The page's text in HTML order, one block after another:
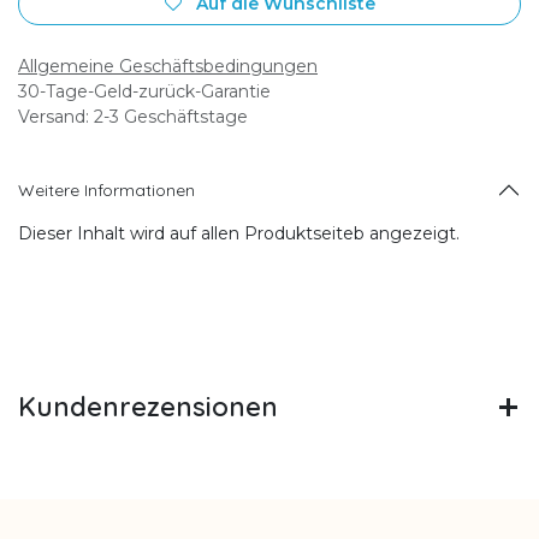
Allgemeine Geschäftsbedingungen
30-Tage-Geld-zurück-Garantie
Versand: 2-3 Geschäftstage
Weitere Informationen
Dieser Inhalt wird auf allen Produktseiteb angezeigt.
Kundenrezensionen